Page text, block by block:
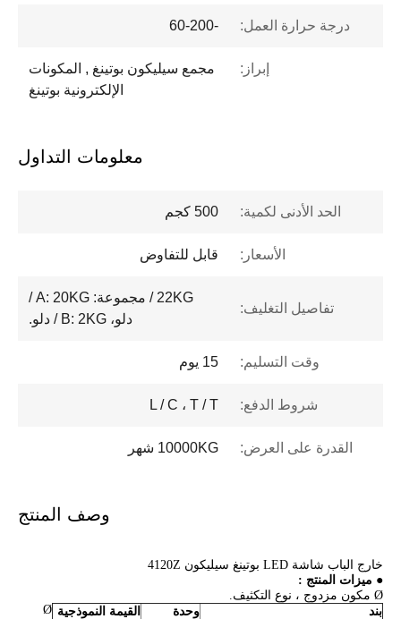
درجة حرارة العمل: -60-200
إبراز:
مجمع سيليكون بوتينغ , المكونات
الإلكترونية بوتينغ
معلومات التداول
الحد الأدنى لكمية: 500 كجم
الأسعار: قابل للتفاوض
تفاصيل التغليف:
22KG / مجموعة: A: 20KG /
دلو، B: 2KG / دلو.
وقت التسليم: 15 يوم
شروط الدفع: L / C ، T / T
القدرة على العرض: 10000KG شهر
وصف المنتج
خارج الباب شاشة LED بوتينغ سيليكون 4120Z
● ميزات المنتج :
Ø مكون مزدوج ، نوع التكثيف.
بند
وحدة القيمة النموذجية Ø